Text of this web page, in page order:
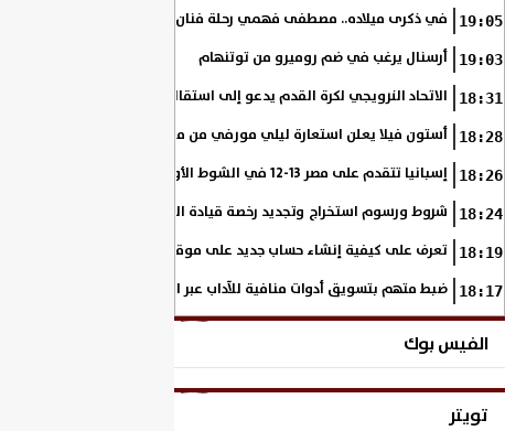
19:05 في ذكرى ميلاده.. مصطفى فهمي رحلة فنان بدأ من خلف الكاميرا وانتهى
19:03 أرسنال يرغب في ضم روميرو من توتنهام
18:31 الاتحاد النرويجي لكرة القدم يدعو إلى استقالة جاني إنفانتينو
18:28 أستون فيلا يعلن استعارة ليلي مورفي من مانشستر سيتي
18:26 إسبانيا تتقدم على مصر 13-12 في الشوط الأول.. وناشئات الفراعنة يواصلن حلم بلوغ نهائي مونديال اليد
18:24 شروط ورسوم استخراج وتجديد رخصة قيادة الدراجة النارية
18:19 تعرف على كيفية إنشاء حساب جديد على موقع وزارة الداخلية المصرية
18:17 ضبط متهم بتسويق أدوات منافية للآداب عبر السوشيال ميديا
الفيس بوك
تويتر